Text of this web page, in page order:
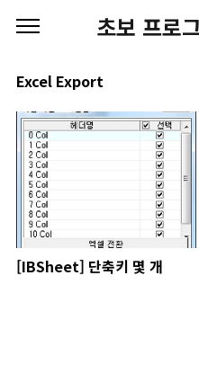
초보 프로
Excel Export
[IBSheet] 단축키 몇 개